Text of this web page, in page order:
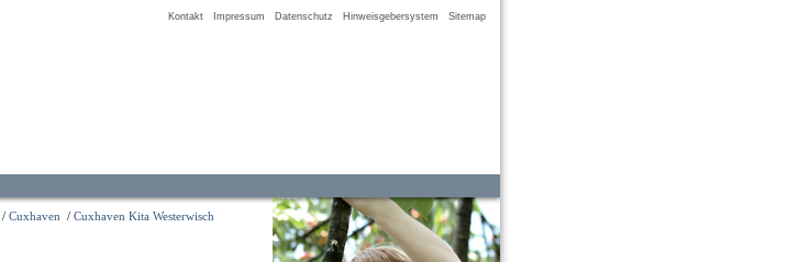
Kontakt Impressum Datenschutz Hinweisgebersystem Sitemap
/ Cuxhaven / Cuxhaven Kita Westerwisch